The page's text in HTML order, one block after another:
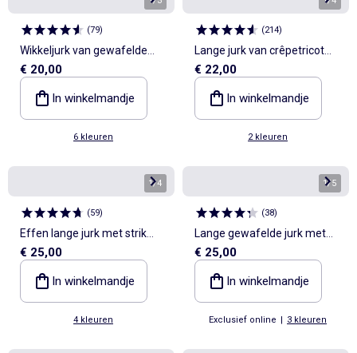
(79)
Wikkeljurk van gewafelde
stof
€ 20,00
In winkelmandje
6 kleuren
(214)
Lange jurk van crêpetricot
met smalle bandjes
€ 22,00
In winkelmandje
2 kleuren
1/4
(59)
Effen lange jurk met strik
aan de voorkant
€ 25,00
In winkelmandje
4 kleuren
1/5
(38)
Lange gewafelde jurk met
goudkleurige broche
€ 25,00
In winkelmandje
Exclusief online | 3 kleuren